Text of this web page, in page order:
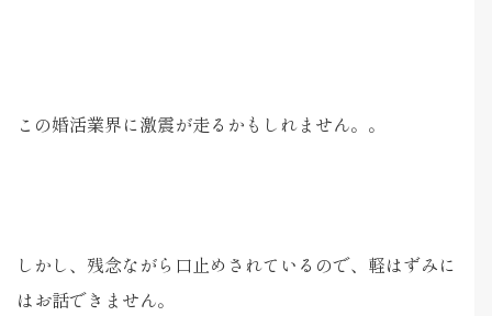
この婚活業界に激震が走るかもしれません。。
しかし、残念ながら口止めされているので、軽はずみに
はお話できません。